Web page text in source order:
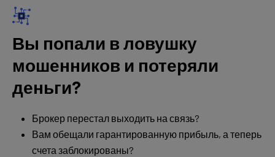
Вы попали в ловушку
мошенников и потеряли
деньги?
Брокер перестал выходить на связь?
Вам обещали гарантированную прибыль, а теперь
счета заблокированы?